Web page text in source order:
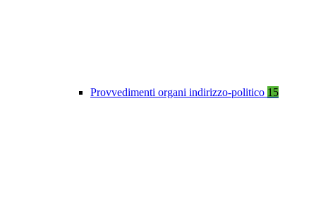
Provvedimenti organi indirizzo-politico 15